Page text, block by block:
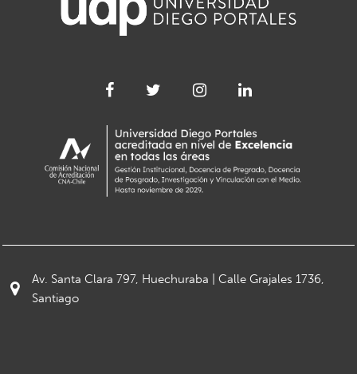
Av. Santa Clara 797, Huechuraba | Calle Grajales 1736,
Santiago